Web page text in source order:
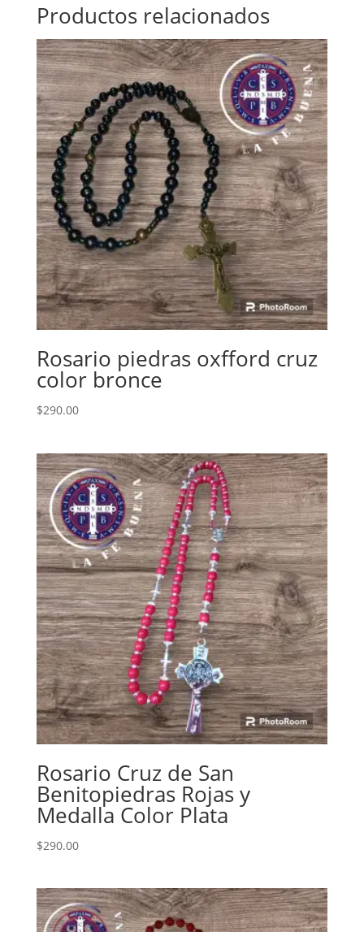
Productos relacionados
Rosario piedras oxfford cruz
color bronce
$290.00
Rosario Cruz de San
Benitopiedras Rojas y
Medalla Color Plata
$290.00